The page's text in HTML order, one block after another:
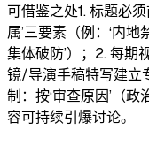
可借鉴之处1. 标题必
属’三要素（例：‘内
集体破防’）；2. 每
镜/导演手稿特写建立
制：按‘审查原因’（
容可持续引爆讨论。